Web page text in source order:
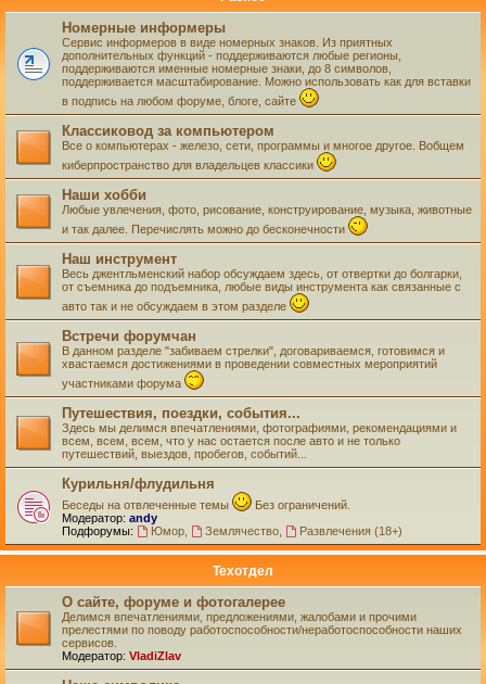
Номерные информеры
Сервис информеров в виде номерных знаков. Из приятных
дополнительных функций - поддерживаются любые регионы,
поддерживаются именные номерные знаки, до 8 символов,
поддерживается масштабирование. Можно использовать как для вставки
в подпись на любом форуме, блоге, сайте
Классиковод за компьютером
Все о компьютерах - железо, сети, программы и многое другое. Вобщем
киберпространство для владельцев классики
Наши хобби
Любые увлечения, фото, рисование, конструирование, музыка, животные
и так далее. Перечислять можно до бесконечности
Наш инструмент
Весь джентльменский набор обсуждаем здесь, от отвертки до болгарки,
от съемника до подъемника, любые виды инструмента как связанные с
авто так и не обсуждаем в этом разделе
Встречи форумчан
В данном разделе "забиваем стрелки", договариваемся, готовимся и
хвастаемся достижениями в проведении совместных мероприятий
участниками форума
Путешествия, поездки, события...
Здесь мы делимся впечатлениями, фотографиями, рекомендациями и
всем, всем, всем, что у нас остается после авто и не только
путешествий, выездов, пробегов, событий...
Курильня/флудильня
Беседы на отвлеченные темы
Без ограничений.
Модератор: andy
Подфорумы:
Юмор, Землячество, Развлечения (18+)
Техотдел
О сайте, форуме и фотогалерее
Делимся впечатлениями, предложениями, жалобами и прочими
прелестями по поводу работоспособности/неработоспособности наших
сервисов.
Модератор: VladiZlav